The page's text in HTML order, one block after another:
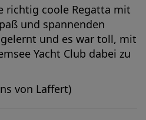
richtig coole Regatta mit
und spannenden
und es war toll, mit
Yacht Club dabei zu
von Laffert)